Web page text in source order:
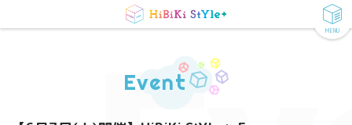
MENU
Event